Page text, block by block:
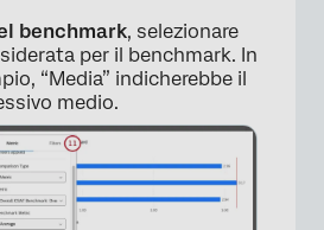
benchmark, selezionare
per il benchmark. In
“Media” indicherebbe il
medio.